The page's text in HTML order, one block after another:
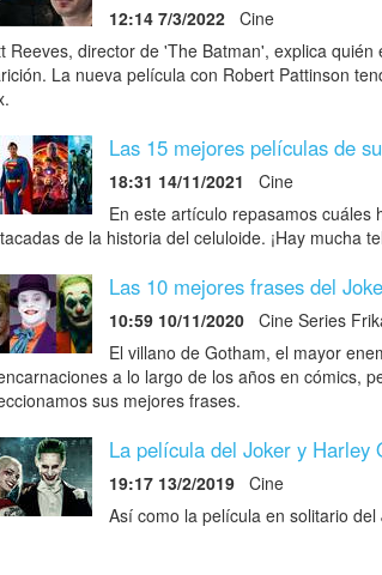
12:14 7/3/2022 Cine
Reeves, director de 'The Batman', explica
La nueva película con Robert Pattinson
Las 15 mejores películas de
18:31 14/11/2021 Cine
En este artículo repasamos cuáles
de la historia del celuloide. ¡Hay mucha
Las 10 mejores frases del
10:59 10/11/2020 Cine Series
El villano de Gotham, el mayor
a lo largo de los años en cómics,
sus mejores frases.
La película del Joker y Harley
19:17 13/2/2019 Cine
Así como la película en solitario del